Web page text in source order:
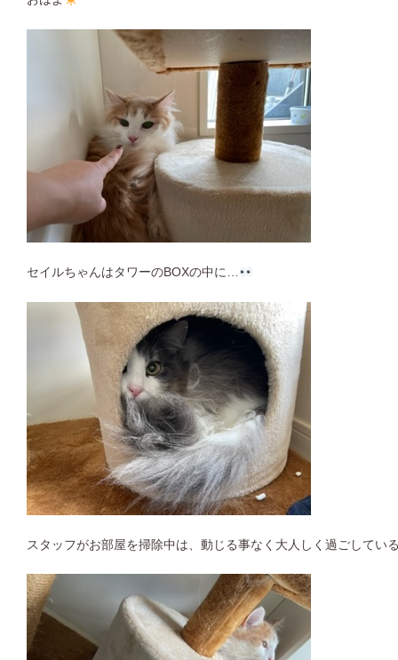
セイルちゃんはタワーのBOXの中に…
スタッフがお部屋を掃除中は、動じる事なく大人しく過ごしてい